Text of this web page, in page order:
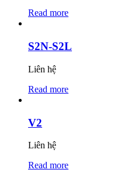
Read more
S2N-S2L
Liên hệ
Read more
V2
Liên hệ
Read more